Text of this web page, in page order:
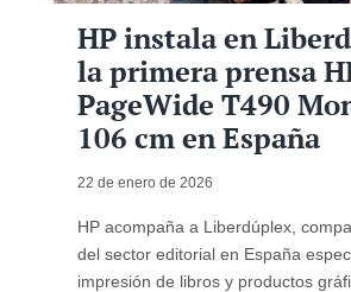
HP instala en
la primera prensa
PageWide T490
106 cm en España
22 de enero de 2026
HP acompaña a Liberdúplex,
del sector editorial en España
impresión de libros y productos